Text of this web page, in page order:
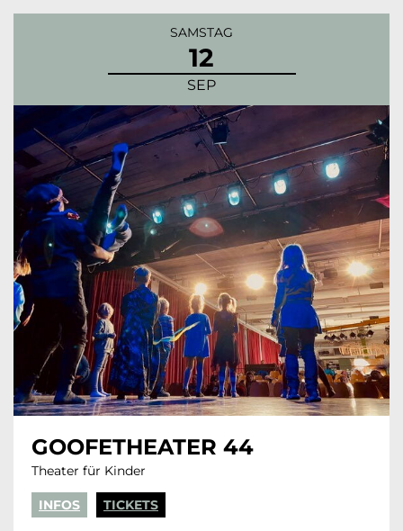
SAMSTAG
12
SEP
GOOFETHEATER 44
Theater für Kinder
INFOS TICKETS